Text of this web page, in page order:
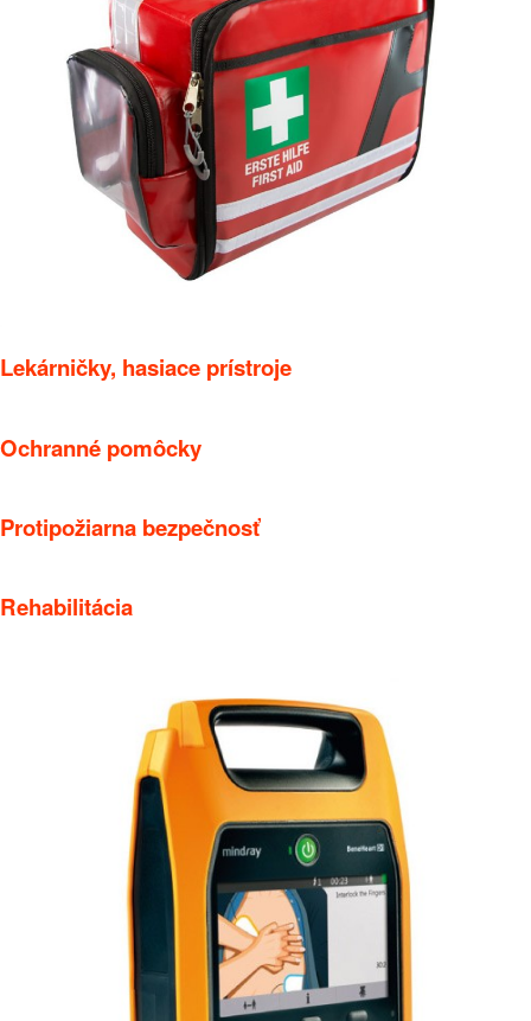
Lekárničky, hasiace prístroje
Ochranné pomôcky
Protipožiarna bezpečnosť
Rehabilitácia